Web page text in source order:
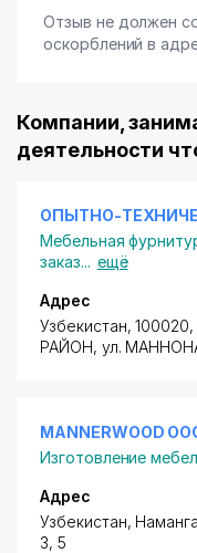
Отзыв не должен
оскорблений в
Компании,
деятельности
ОПЫТНО-
Мебельная
заказ... ещё
Адрес
Узбекистан,
РАЙОН, ул.
MANNERWOOD
Изготовление
Адрес
Узбекистан,
3, 5